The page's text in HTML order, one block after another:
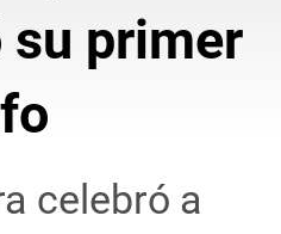
primer
celebró a